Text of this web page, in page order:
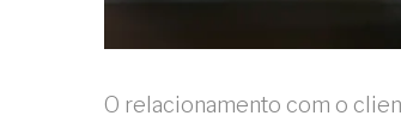
O relacionamento com o